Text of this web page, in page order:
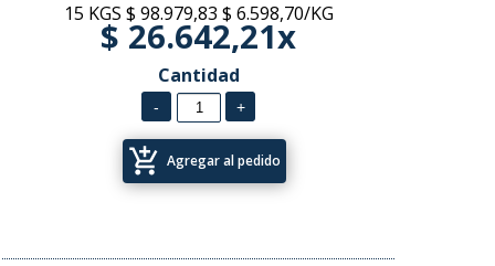
15 KGS $ 98.979,83 $ 6.598,70/KG
$ 26.642,21x
Cantidad
add_shopping_cart Agregar al pedido